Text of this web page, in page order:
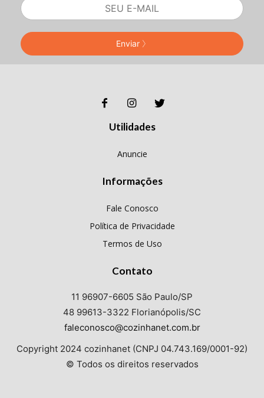
Enviar
Utilidades
Anuncie
Informações
Fale Conosco
Política de Privacidade
Termos de Uso
Contato
11 96907-6605 São Paulo/SP
48 99613-3322 Florianópolis/SC
faleconosco@cozinhanet.com.br
Copyright 2024 cozinhanet (CNPJ 04.743.169/0001-92)
© Todos os direitos reservados